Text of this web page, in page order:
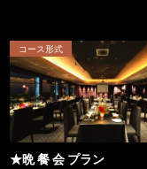
コース形式
★晩 餐 会 プラン